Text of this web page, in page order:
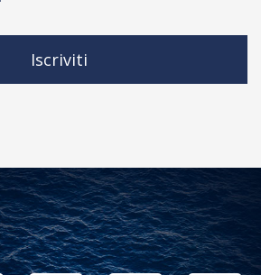
Iscriviti